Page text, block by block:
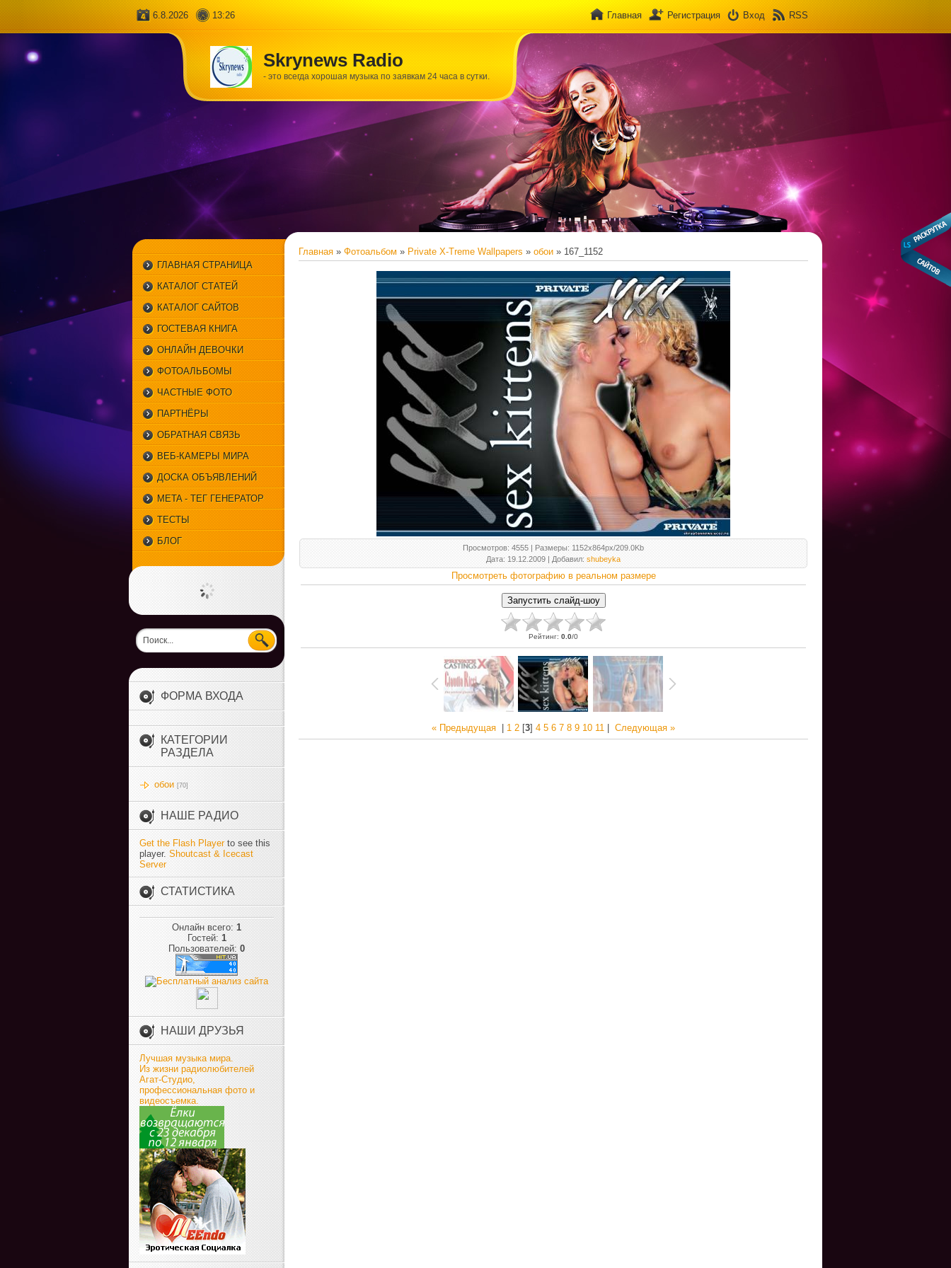
6.8.2026 13:26 RSS
Вход
Регистрация
Главная
Skrynews Radio
- это всегда хорошая музыка по заявкам 24 часа в сутки.
ГЛАВНАЯ СТРАНИЦА
КАТАЛОГ СТАТЕЙ
КАТАЛОГ САЙТОВ
ГОСТЕВАЯ КНИГА
ОНЛАЙН ДЕВОЧКИ
ФОТОАЛЬБОМЫ
ЧАСТНЫЕ ФОТО
ПАРТНЁРЫ
ОБРАТНАЯ СВЯЗЬ
ВЕБ-КАМЕРЫ МИРА
ДОСКА ОБЪЯВЛЕНИЙ
META - ТЕГ ГЕНЕРАТОР
ТЕСТЫ
БЛОГ
ФОРМА ВХОДА
КАТЕГОРИИ
РАЗДЕЛА
обои [70]
НАШЕ РАДИО
Get the Flash Playerto see this
player. Shoutcast & Icecast
Server
СТАТИСТИКА
Онлайн всего: 1
Гостей: 1
Пользователей: 0
НАШИ ДРУЗЬЯ
Лучшая музыка мира.
Из жизни радиолюбителей
Агат-Студио,
профессиональная фото и
видеосъемка.
Главная » Фотоальбом » Private X-Treme Wallpapers » обои » 167_1152
Просмотров: 4555 | Размеры: 1152x864px/209.0Kb
Дата: 19.12.2009 | Добавил: shubeyka
Просмотреть фотографию в реальном размере
Рейтинг: 0.0/0
« Предыдущая 1 2 [3] 4 5 6 7 8 9 10 11 Следующая »